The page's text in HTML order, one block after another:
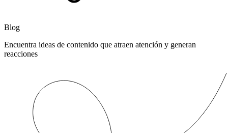
Blog
Encuentra ideas de contenido que atraen atención y generan
reacciones